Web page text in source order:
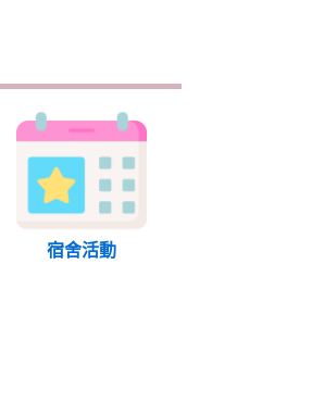
宿舍活動